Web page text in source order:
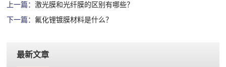
上一篇：激光膜和光纤膜的区别有哪些？
下一篇： 氟化锂镀膜材料是什么？
最新文章